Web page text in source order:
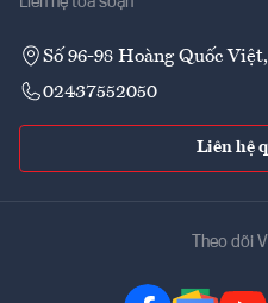
Số 96-98 Hoàng Quốc
02437552050
Liên hệ
Theo dõi